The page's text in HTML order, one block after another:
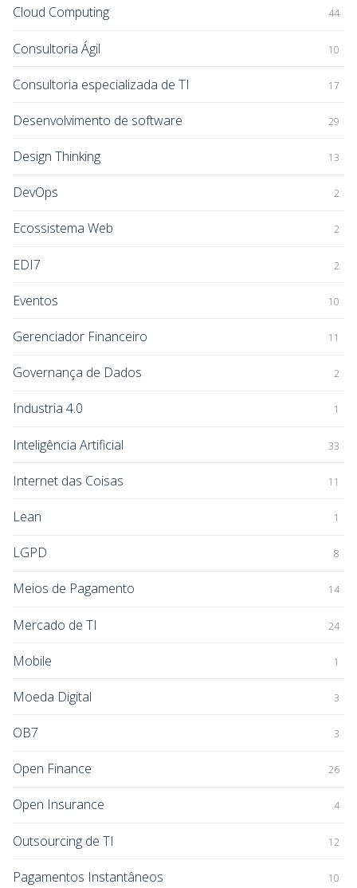
Cloud Computing 44
Consultoria Ágil 10
Consultoria especializada de TI 17
Desenvolvimento de software 29
Design Thinking 13
DevOps 2
Ecossistema Web 2
EDI7 2
Eventos 10
Gerenciador Financeiro 11
Governança de Dados 2
Industria 4.0 1
Inteligência Artificial 33
Internet das Coisas 11
Lean 1
LGPD 8
Meios de Pagamento 14
Mercado de TI 24
Mobile 1
Moeda Digital 3
OB7 3
Open Finance 26
Open Insurance 4
Outsourcing de TI 12
Pagamentos Instantâneos 10